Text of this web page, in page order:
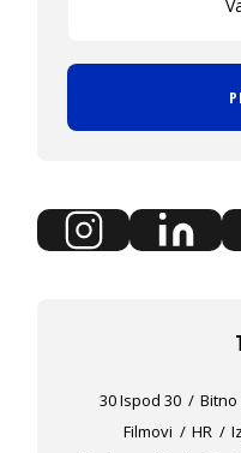
30 Ispod 30 Bitno
Filmovi
HR